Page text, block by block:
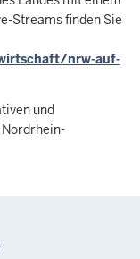
Streams finden Sie
nrw-auf-
und